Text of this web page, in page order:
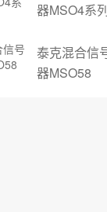
器MSO4系
泰克混合信
器MSO58